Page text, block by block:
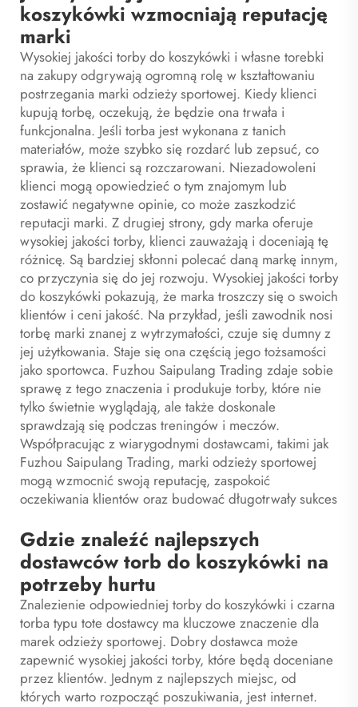
koszykówki wzmocniają reputację
marki
Wysokiej jakości torby do koszykówki i własne torebki
na zakupyodgrywają ogromną rolę w kształtowaniu
postrzegania marki odzieży sportowej. Kiedy klienci
kupują torbę, oczekują, że będzie ona trwała i
funkcjonalna. Jeśli torba jest wykonana z tanich
materiałów, może szybko się rozdarć lub zepsuć, co
sprawia, że klienci są rozczarowani. Niezadowoleni
klienci mogą opowiedzieć o tym znajomym lub
zostawić negatywne opinie, co może zaszkodzić
reputacji marki. Z drugiej strony, gdy marka oferuje
wysokiej jakości torby, klienci zauważają i doceniają tę
różnicę. Są bardziej skłonni polecać daną markę innym,
co przyczynia się do jej rozwoju. Wysokiej jakości torby
do koszykówki pokazują, że marka troszczy się o swoich
klientów i ceni jakość. Na przykład, jeśli zawodnik nosi
torbę marki znanej z wytrzymałości, czuje się dumny z
jej użytkowania. Staje się ona częścią jego tożsamości
jako sportowca. Fuzhou Saipulang Trading zdaje sobie
sprawę z tego znaczenia i produkuje torby, które nie
tylko świetnie wyglądają, ale także doskonale
sprawdzają się podczas treningów i meczów.
Współpracując z wiarygodnymi dostawcami, takimi jak
Fuzhou Saipulang Trading, marki odzieży sportowej
mogą wzmocnić swoją reputację, zaspokoić
oczekiwania klientów oraz budować długotrwały sukces
Gdzie znaleźć najlepszych
dostawców torb do koszykówki na
potrzeby hurtu
Znalezienie odpowiedniej torby do koszykówki i czarna
torba typu tote dostawcy ma kluczowe znaczenie dla
marek odzieży sportowej. Dobry dostawca może
zapewnić wysokiej jakości torby, które będą doceniane
przez klientów. Jednym z najlepszych miejsc, od
których warto rozpocząć poszukiwania, jest internet.